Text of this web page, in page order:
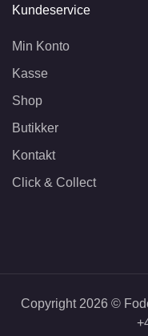
Kundeservice
Min Konto
Kasse
Shop
Butikker
Kontakt
Click & Collect
Copyright 2026 ©